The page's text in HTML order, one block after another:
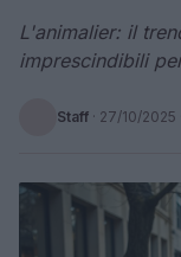
L'animalier: il
imprescindibili
Staff · 27/10/2025